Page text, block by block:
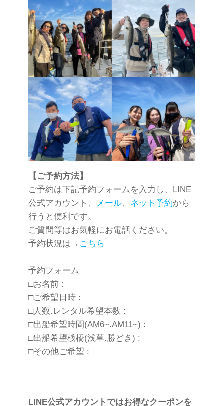
【ご予約方法】
ご予約は下記予約フォームを入力し、LINE
公式アカウント、
メール、 ネット予約から
行うと便利です。
ご質問等はお気軽にお電話ください。
予約状況は→ こちら
予約フォーム
□お名前 :
□ご希望日時 :
□人数.レンタル希望本数 :
□出船希望時間(AM6~.AM11~) :
□出船希望桟橋(浅草.勝どき) :
□その他ご希望 :
LINE公式アカウントではお得なクーポンを